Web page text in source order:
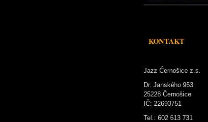
KONTAKT
Jazz Černošice z.s.
Dr. Janského 953
25228 Černošice
IČ: 22693751
Tel.: 602 613 731